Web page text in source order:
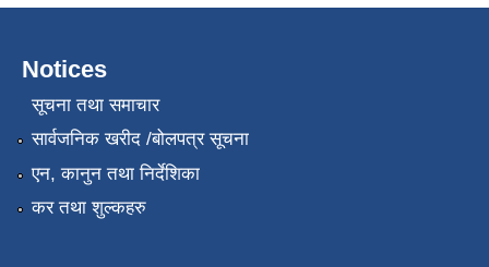
Notices
सूचना तथा समाचार
सार्वजनिक खरीद /बोलपत्र सूचना
एन, कानुन तथा निर्देशिका
कर तथा शुल्कहरु